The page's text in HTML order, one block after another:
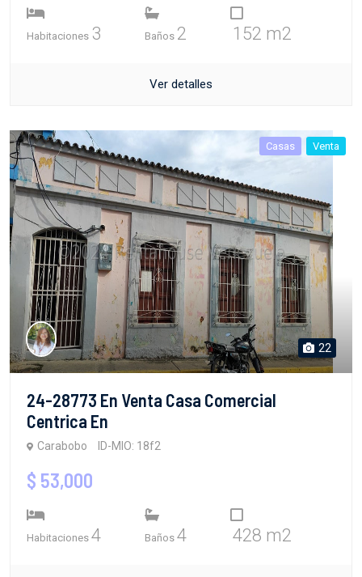
Habitaciones 3 Baños 2 152 m2
Ver detalles
Casas Venta
22
24-28773 En Venta Casa Comercial
Centrica En
Carabobo ID-MIO: 18f2
$ 53,000
Habitaciones 4 Baños 4 428 m2